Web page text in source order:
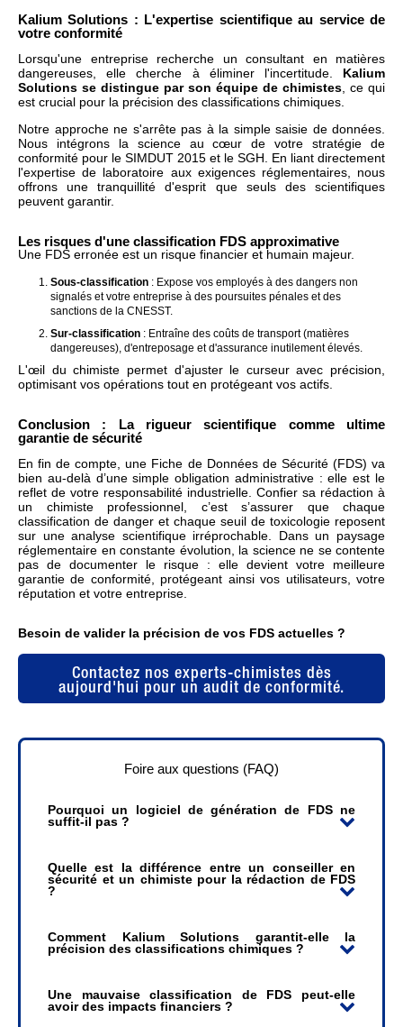
Kalium Solutions : L'expertise scientifique au service de
votre conformité
Lorsqu'une entreprise recherche un consultant en matières
dangereuses, elle cherche à éliminer l'incertitude.
Kalium
Solutions se distingue par son équipe de chimistes, ce qui
est crucial pour la précision des classifications chimiques.
Notre approche ne s'arrête pas à la simple saisie de données.
Nous intégrons la science au cœur de votre stratégie de
conformité pour le SIMDUT 2015 et le SGH. En liant directement
l'expertise de laboratoire aux exigences réglementaires, nous
offrons une tranquillité d'esprit que seuls des scientifiques
peuvent garantir.
Les risques d'une classification FDS approximative
Une FDS erronée est un risque financier et humain majeur.
Sous-classification : Expose vos employés à des dangers non
signalés et votre entreprise à des poursuites pénales et des
sanctions de la CNESST.
Sur-classification : Entraîne des coûts de transport (matières
dangereuses), d'entreposage et d'assurance inutilement élevés.
L'œil du chimiste permet d'ajuster le curseur avec précision,
optimisant vos opérations tout en protégeant vos actifs.
Conclusion : La rigueur scientifique comme ultime
garantie de sécurité
En fin de compte, une Fiche de Données de Sécurité (FDS) va
bien au-delà d’une simple obligation administrative : elle est le
reflet de votre responsabilité industrielle. Confier sa rédaction à
un chimiste professionnel, c’est s’assurer que chaque
classification de danger et chaque seuil de toxicologie reposent
sur une analyse scientifique irréprochable. Dans un paysage
réglementaire en constante évolution, la science ne se contente
pas de documenter le risque : elle devient votre meilleure
garantie de conformité, protégeant ainsi vos utilisateurs, votre
réputation et votre entreprise.
Besoin de valider la précision de vos FDS actuelles ?
Contactez nos experts-chimistes dès
aujourd'hui pour un audit de conformité.
Foire aux questions (FAQ)
Pourquoi un logiciel de génération de FDS ne
suffit-il pas ?
Quelle est la différence entre un conseiller en
sécurité et un chimiste pour la rédaction de FDS
?
Comment Kalium Solutions garantit-elle la
précision des classifications chimiques ?
Une mauvaise classification de FDS peut-elle
avoir des impacts financiers ?